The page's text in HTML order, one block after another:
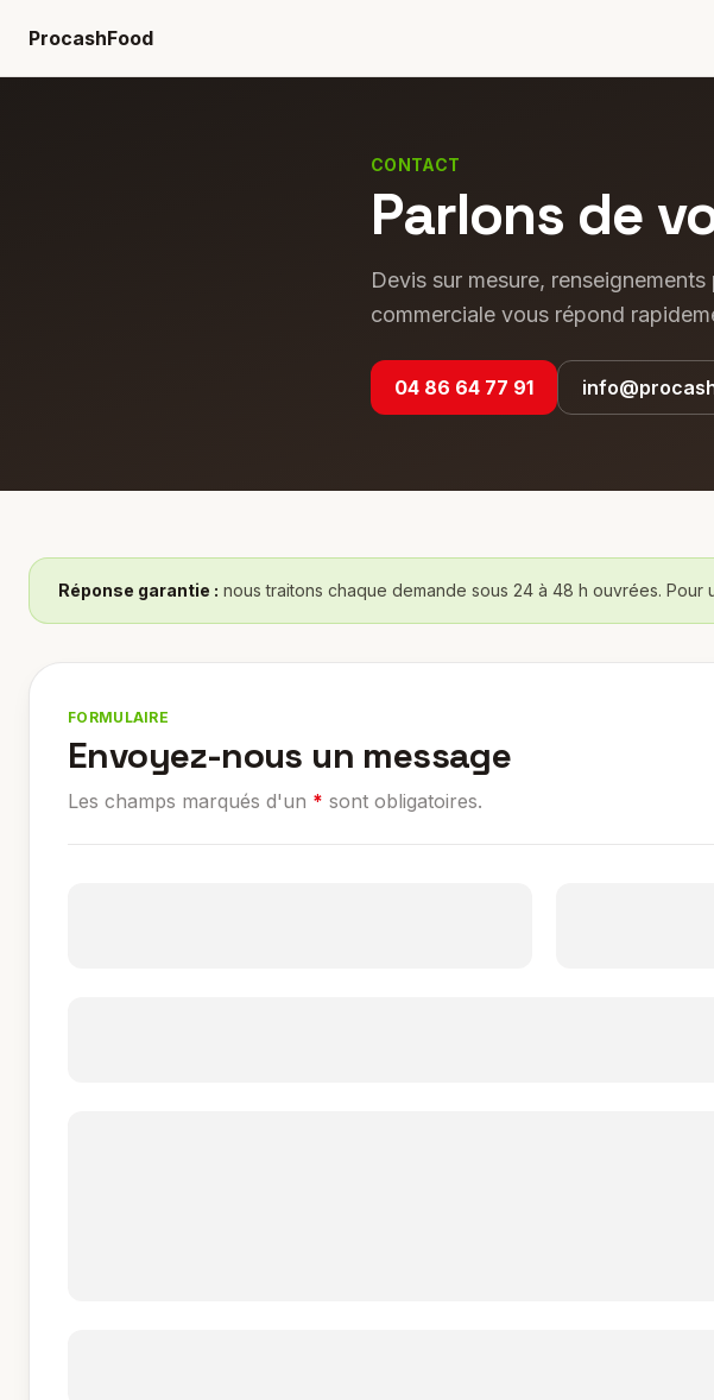
ProcashFood
CONTACT
Parlons de
Devis sur mesure,
commerciale vous répond
04 86 64 77 91
Réponse garantie : nous traitons chaque demande sous 24 à 48 h ouvrées.
FORMULAIRE
Envoyez-nous un message
Les champs marqués d'un * sont obligatoires.